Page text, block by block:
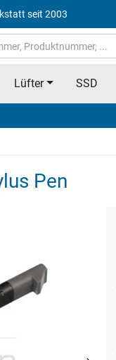
seit 2003
Lüfter SSD
Pen